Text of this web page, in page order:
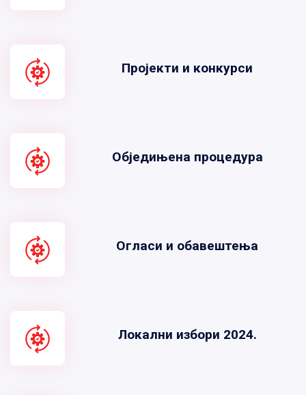
Пројекти и конкурси
Обједињена процедура
Огласи и обавештења
Локални избори 2024.